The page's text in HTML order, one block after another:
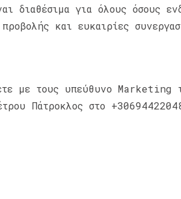
διαθέσιμα για όλους όσους
και ευκαιρίες
με τους υπεύθυνο
Πάτροκλος στο